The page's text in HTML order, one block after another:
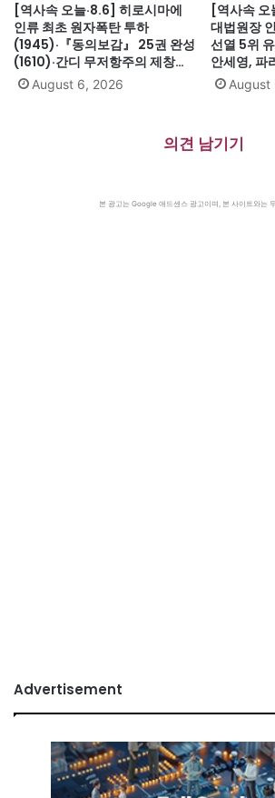
[역사속 오늘·8.6] 히로시마에
인류 최초 원자폭탄 투하
(1945)·『동의보감』 25권 완성
(1610)·간디 무저항주의 제창
(1931)·대전엑스포 개막(1993)·
자메이카, 영국에서 독립(1962)
August 6, 2026
[역사속
대법원장
선열 5위
안세영, 파
자단식 금
글라데시
라 체포, 27
August
의견 남기기
본 광고는 Google 애드센스 광고이며, 본 사이트와는
Advertisement